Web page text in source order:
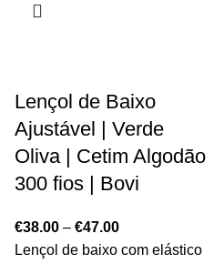
Lençol de Baixo
Ajustável | Verde
Oliva | Cetim Algodão
300 fios | Bovi
€38.00 – €47.00
Lençol de baixo com elástico